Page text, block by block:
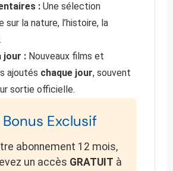
: Une sélection
sur la nature, l’histoire, la
jour : Nouveaux films et
ajoutés chaque jour, souvent
sortie officielle.
Bonus Exclusif
abonnement 12 mois,
un accès GRATUIT à